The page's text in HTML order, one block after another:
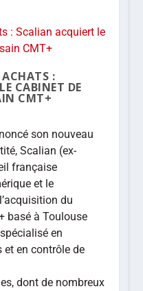
:
CABINET DE
CMT+
son nouveau
Scalian (ex-
française
et le
du
basé à Toulouse
en
en contrôle de
dont de nombreux